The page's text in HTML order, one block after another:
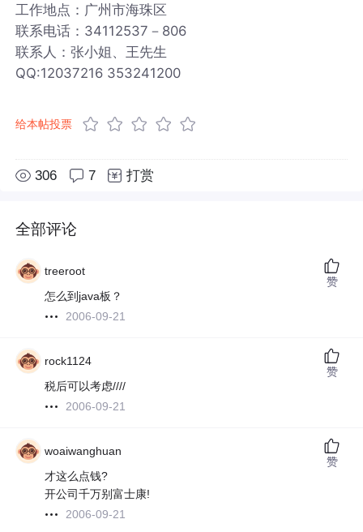
工作地点：广州市海珠区
联系电话：34112537－806
联系人：张小姐、王先生
QQ:12037216 353241200
给本帖投票
306 7 打赏
全部评论
treeroot
怎么到java板？
2006-09-21
赞
rock1124
税后可以考虑////
2006-09-21
赞
woaiwanghuan
才这么点钱?
开公司千万别富士康!
2006-09-21
赞